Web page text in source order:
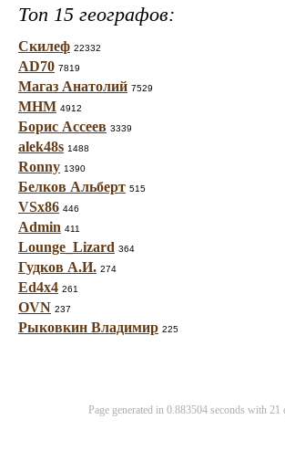
Топ 15 географов:
Скилеф 22332
AD70 7819
Магаз Анатолий 7529
МНМ 4912
Борис Ассеев 3339
alek48s 1488
Ronny 1390
Белков Альберт 515
VSx86 446
Admin 411
Lounge_Lizard 364
Гудков А.И. 274
Ed4x4 261
OVN 237
Рыковкин Владимир 225
Page generated in 0.883504 seconds with